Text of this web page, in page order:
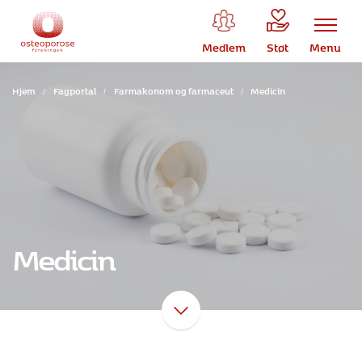
Medlem Støt Menu
Hjem / Fagportal / Farmakonom og farmaceut / Medicin
Medicin